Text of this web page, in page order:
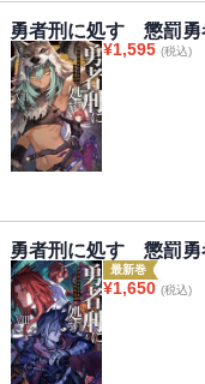
勇者刑に処す 懲罰勇
¥1,595 (税込)
勇者刑に処す 懲罰勇
最新巻
¥1,650 (税込)